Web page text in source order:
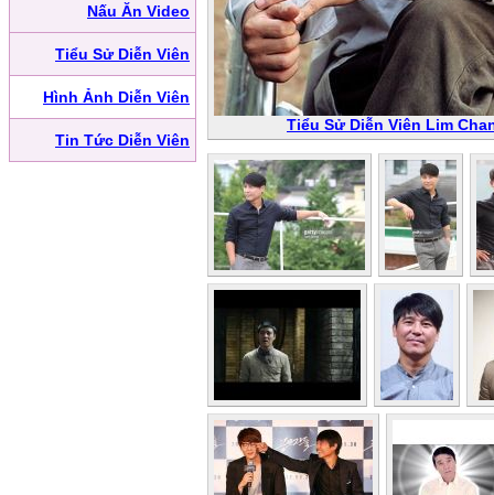
Nấu Ăn Video
Tiểu Sử Diễn Viên
Hình Ảnh Diễn Viên
Tin Tức Diễn Viên
Tiểu Sử Diễn Viên Lim